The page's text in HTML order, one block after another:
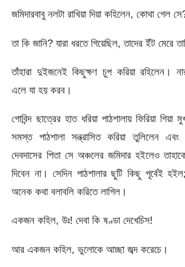
জমিদারবাবু নলটা রাখিয়া দিয়া কহিলেন, কোথা গেল
তা কি জানি? যারা ধরতে গিয়েছিল, তাদের ইঁট মেরে
তাঁহারা দুইজনেই কিছুক্ষণ চুপ করিয়া রহিলেন।
এলে যা হয় করব।
গোবিন্দ ছাত্রের হাত ধরিয়া পাঠশালায় ফিরিয়া
সমস্ত পাঠশালা সন্ত্রাসিত করিয়া তুলিলেন এবং
দেবদাসের পিতা সে অঞ্চলের জমিদার হইলেও
দিবেন না। সেদিন পাঠশালার ছুটি কিছু পূর্বেই
অনেক কথা বলাবলি করিতে লাগিল।
একজন কহিল, উঃ! দেবা কি ষণ্ডা দেখেচিস!
আর একজন কহিল, ভুলোকে আচ্ছা জব্দ করেচে।